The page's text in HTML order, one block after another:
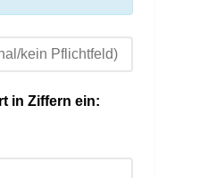
in Ziffern ein: